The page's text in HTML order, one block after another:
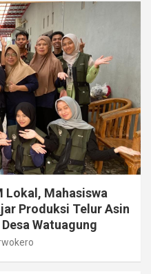
Lokal, Mahasiswa
Produksi Telur Asin
Watuagung